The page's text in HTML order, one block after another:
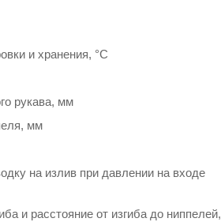
и хранения, °С
рукава, мм
мм
на излив при давлении на входе
и расстояние от изгиба до ниппелей,